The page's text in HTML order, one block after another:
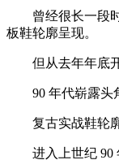
曾经很长一段时
板鞋轮廓呈现。
但从去年年底开
90 年代崭露头
复古实战鞋轮
进入上世纪 90 年